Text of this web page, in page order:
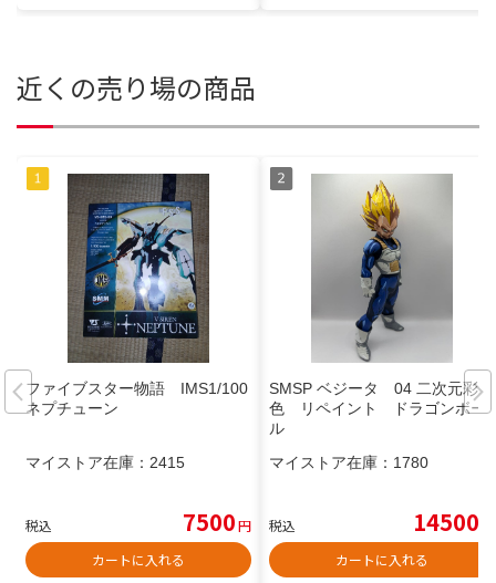
近くの売り場の商品
ファイブスター物語 IMS1/100
ネプチューン
マイストア在庫： 2415
税込 7500円
カートに入れる
SMSP ベジータ 04 二次元彩
色 リペイント ドラゴンボー
ル
マイストア在庫： 1780
税込 14500
カートに入れる